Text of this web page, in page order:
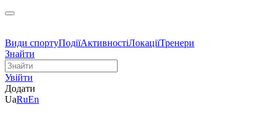
Види спортуПодіїАктивностіЛокаціїТренери
Знайти
Увійти
Додати
UaRuEn